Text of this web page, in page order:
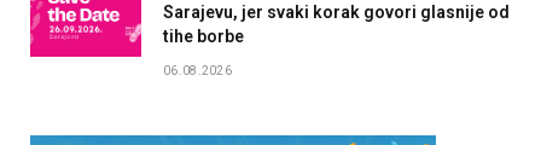
Sarajevu, jer svaki korak govori glasnije od
tihe borbe
06.08.2026